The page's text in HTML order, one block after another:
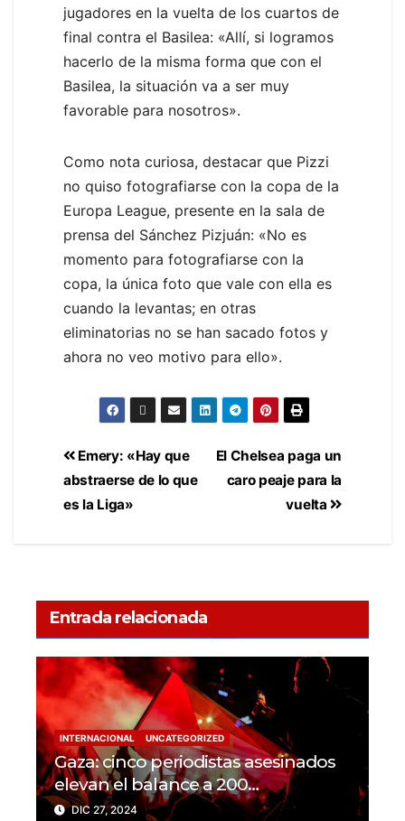
jugadores en la vuelta de los cuartos de
final contra el Basilea: «Allí, si logramos
hacerlo de la misma forma que con el
Basilea, la situación va a ser muy
favorable para nosotros».
Como nota curiosa, destacar que Pizzi
no quiso fotografiarse con la copa de la
Europa League, presente en la sala de
prensa del Sánchez Pizjuán: «No es
momento para fotografiarse con la
copa, la única foto que vale con ella es
cuando la levantas; en otras
eliminatorias no se han sacado fotos y
ahora no veo motivo para ello».
El Chelsea paga un
caro peaje para la
vuelta
Emery: «Hay que
abstraerse de lo que
es la Liga»
Entrada relacionada
INTERNACIONAL UNCATEGORIZED
Gaza: cinco periodistas asesinados
elevan el balance a 200
trabajadores de la prensa muertos
DIC 27, 2024